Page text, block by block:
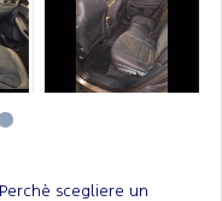
Perchè scegliere un